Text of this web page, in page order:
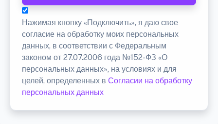
Нажимая кнопку «Подключить», я даю свое
согласие на обработку моих персональных
данных, в соответствии с Федеральным
законом от 27.07.2006 года №152-ФЗ «О
персональных данных», на условиях и для
целей, определенных в Согласии на обработку
персональных данных